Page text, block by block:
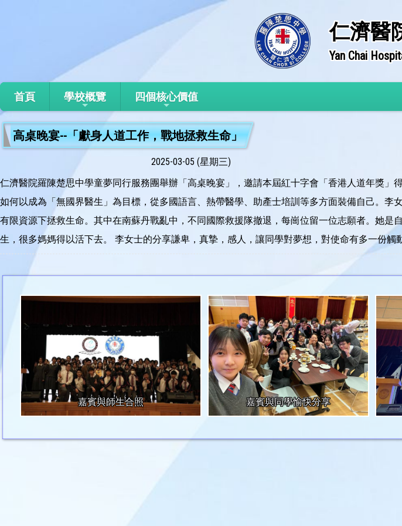
仁濟醫
Yan Chai
首頁 學校概覽 四個核心價值
高桌晚宴--「獻身人道工作，戰地拯救生命」
2025-03-05 (星期三)
仁濟醫院羅陳楚思中學童夢同行服務團舉辦「高桌晚宴」，邀請本屆紅十字會「香港人道年獎
如何以成為「無國界醫生」為目標，從多國語言、熱帶醫學、助產士培訓等多方面裝備自己。
有限資源下拯救生命。其中在南蘇丹戰亂中，不同國際救援隊撤退，每崗位留一位志願者。她
生，很多媽媽得以活下去。 李女士的分享謙卑，真摯，感人，讓同學對夢想，對使命有多一份觸
嘉賓與師生合照 嘉賓與同學愉快分享